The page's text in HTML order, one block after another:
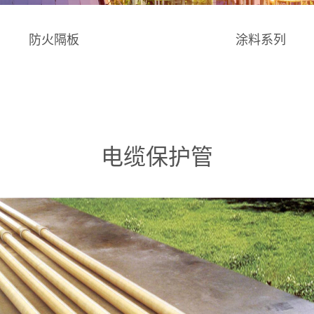
防火隔板 涂料系列
电缆保护管